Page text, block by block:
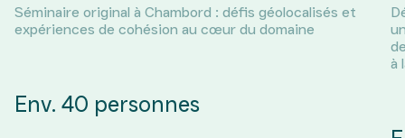
Séminaire original à Chambord : défis géolocalisés et
expériences de cohésion au cœur du domaine
Env. 40 personnes
à